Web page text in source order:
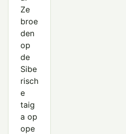
Ze
broe
den
op
de
Sibe
risch
e
taig
a op
ope